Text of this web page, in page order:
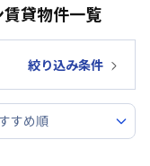
貸物件一覧
絞り込み条件